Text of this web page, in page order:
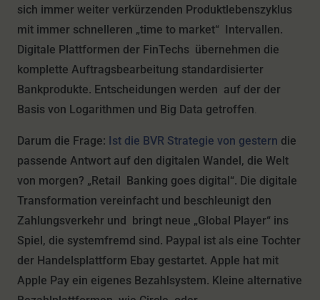
sich immer weiter verkürzenden Produktlebenszyklus
mit immer schnelleren „time to market“ Intervallen.
Digitale Plattformen der FinTechs übernehmen die
komplette Auftragsbearbeitung standardisierter
Bankprodukte. Entscheidungen werden auf der der
Basis von Logarithmen und Big Data getroffen.
Darum die Frage: Ist die BVR Strategie von gestern die
passende Antwort auf den digitalen Wandel, die Welt
von morgen? „Retail Banking goes digital“. Die digitale
Transformation vereinfacht und beschleunigt den
Zahlungsverkehr und bringt neue „Global Player“ ins
Spiel, die systemfremd sind. Paypal ist als eine Tochter
der Handelsplattform Ebay gestartet. Apple hat mit
Apple Pay ein eigenes Bezahlsystem. Kleine alternative